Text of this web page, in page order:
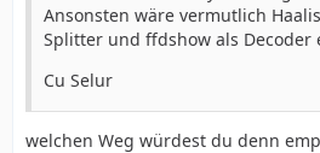
Ansonsten wäre vermutlich
Splitter und ffdshow als Decoder
Cu Selur
welchen Weg würdest du denn